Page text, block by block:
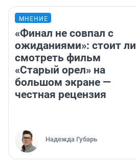
МНЕНИЕ
«Финал не совпал с
ожиданиями»: стоит ли
смотреть фильм
«Старый орел» на
большом экране —
честная рецензия
Надежда Губарь